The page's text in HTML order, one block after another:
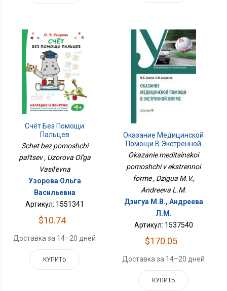
Счёт Без Помощи
Пальцев
Schet bez pomoshchi
pal'tsev , Uzorova Ol'ga
Vasil'evna
Узорова Ольга
Васильевна
Артикул: 1551341
$10.74
Доставка за 14–20 дней
КУПИТЬ
Оказание Медицинской
Помощи В Экстренной
Форме
Okazanie meditsinskoi
pomoshchi v ekstrennoi
forme , Dzigua M.V.,
Andreeva L.M.
Дзигуа М.В., Андреева
Л.М.
Артикул: 1537540
$170.05
Доставка за 14–20 дней
КУПИТЬ